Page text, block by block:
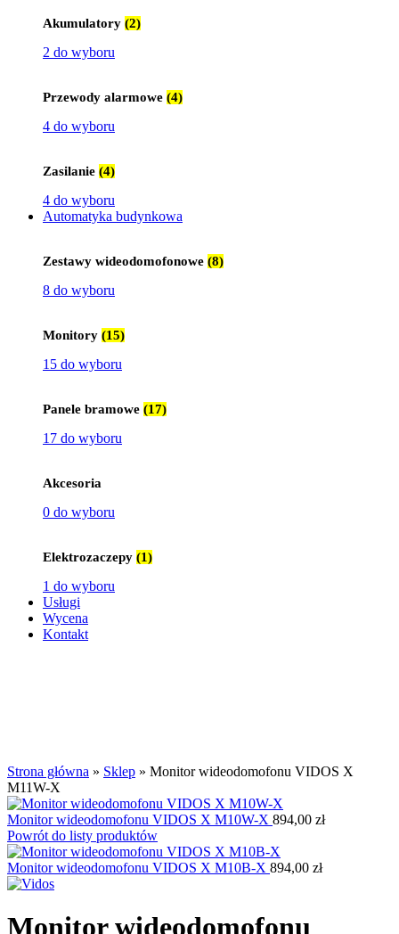
Akumulatory (2)
2 do wyboru
Przewody alarmowe (4)
4 do wyboru
Zasilanie (4)
4 do wyboru
Automatyka budynkowa
Zestawy wideodomofonowe (8)
8 do wyboru
Monitory (15)
15 do wyboru
Panele bramowe (17)
17 do wyboru
Akcesoria
0 do wyboru
Elektrozaczepy (1)
1 do wyboru
Usługi
Wycena
Kontakt
Strona główna » Sklep » Monitor wideodomofonu VIDOS X
M11W-X
Monitor wideodomofonu VIDOS X M10W-X 894,00 zł
Powrót do listy produktów
Monitor wideodomofonu VIDOS X M10B-X 894,00 zł
Monitor wideodomofonu